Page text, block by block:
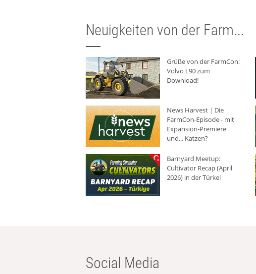
Neuigkeiten von der Farm...
Grüße von der FarmCon:
Volvo L90 zum
Download!
News Harvest | Die
FarmCon-Episode - mit
Expansion-Premiere
und... Katzen?
Barnyard Meetup:
Cultivator Recap (April
2026) in der Türkei
Social Media